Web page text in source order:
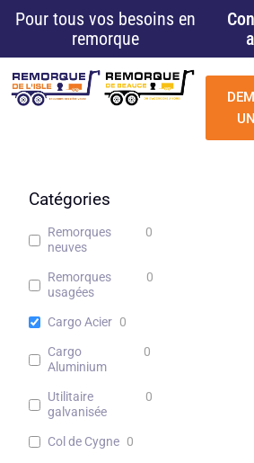
Pour tous vos besoins en
remorque
Catégories
Remorques
neuves
0
Remorques
usagées
0
Cargo Acier 0
Cargo
Aluminium
0
Utilitaire
galvanisée
0
Col de Cygne 0